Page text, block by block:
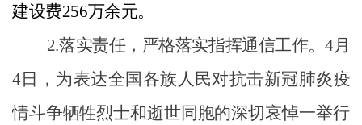
建设费256万余元。
2.落实责任，严格落实指挥通信工作。4月
4日，为表达全国各族人民对抗击新冠肺炎疫
情斗争牺牲烈士和逝世同胞的深切哀悼一举行